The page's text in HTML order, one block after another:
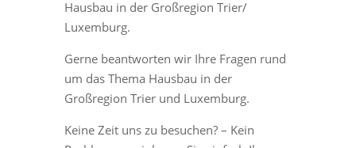
Hausbau in der Großregion Trier/
Luxemburg.
Gerne beantworten wir Ihre Fragen rund
um das Thema Hausbau in der
Großregion Trier und Luxemburg.
Keine Zeit uns zu besuchen? – Kein